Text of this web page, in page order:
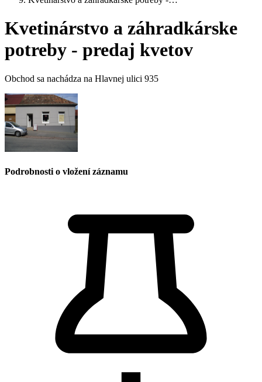
Kvetinárstvo a záhradkárske
potreby - predaj kvetov
Obchod sa nachádza na Hlavnej ulici 935
Podrobnosti o vložení záznamu